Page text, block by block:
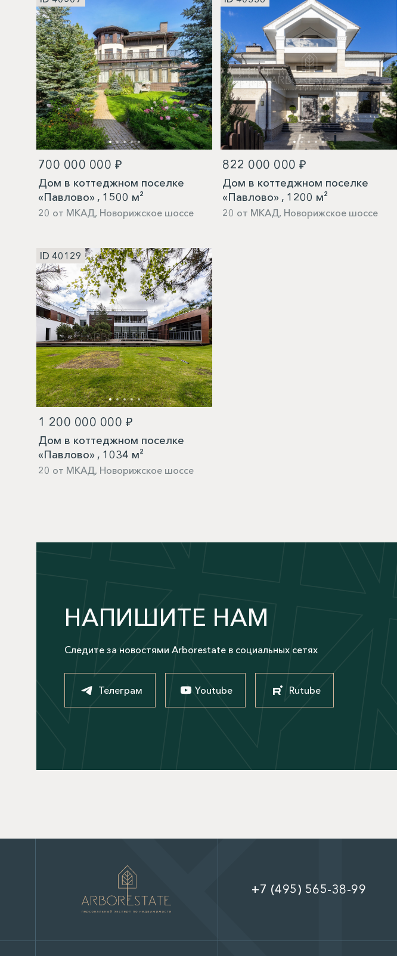
700 000 000 ₽
Дом в коттеджном поселке
«Павлово» , 1500 м²
20 от МКАД, Новорижское шоссе
822 000 000 ₽
Дом в коттеджном поселке
«Павлово» , 1200 м²
20 от МКАД, Новорижское шоссе
ID 40129
1 200 000 000 ₽
Дом в коттеджном поселке
«Павлово» , 1034 м²
20 от МКАД, Новорижское шоссе
НАПИШИТЕ НАМ
Следите за новостями Arborestate в социальных сетях
Телеграм Youtube Rutube
+7 (495) 565-38-99